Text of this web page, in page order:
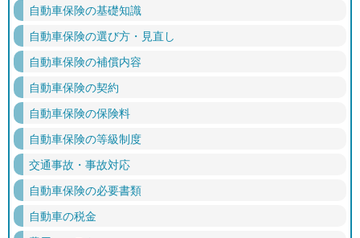
自動車保険の基礎知識
自動車保険の選び方・見直し
自動車保険の補償内容
自動車保険の契約
自動車保険の保険料
自動車保険の等級制度
交通事故・事故対応
自動車保険の必要書類
自動車の税金